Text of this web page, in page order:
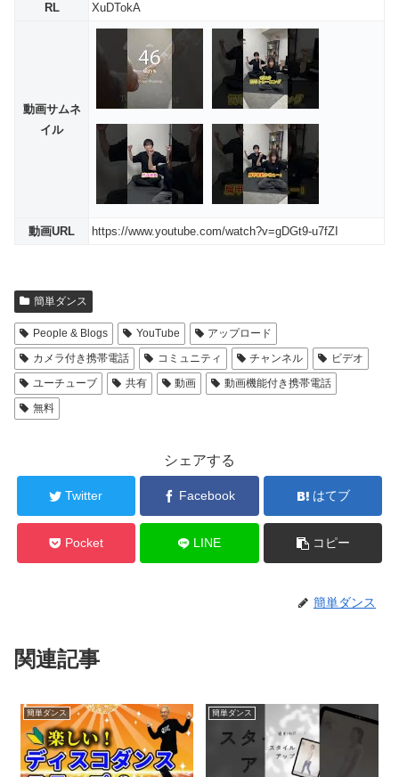
RL
XuDTokA
動画サムネ
イル
動画URL https://www.youtube.com/watch?v=gDGt9-u7fZI
簡単ダンス
People & Blogs YouTube
アップロード
カメラ付き携帯電話
コミュニティ チャンネル
ビデオ
ユーチューブ
共有 動画
動画機能付き携帯電話
無料
シェアする
Twitter Facebook はてブ
Pocket LINE コピー
簡単ダンス
関連記事
簡単ダンス 簡単ダンス